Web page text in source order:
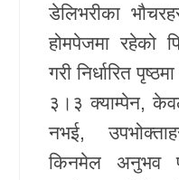
डेलिभरीका
होमपेजमा रहेको
गरी निर्धारित
३।३ क्याम्पेन,
नभई,
किनमेल अनुभव